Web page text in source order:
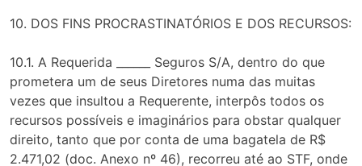
10. DOS FINS PROCRASTINATÓRIOS E DOS RECURSOS:
10.1. A Requerida ______ Seguros S/A, dentro do que
prometera um de seus Diretores numa das muitas
vezes que insultou a Requerente, interpôs todos os
recursos possíveis e imaginários para obstar qualquer
direito, tanto que por conta de uma bagatela de R$
2.471,02 (doc. Anexo nº 46), recorreu até ao STF, onde